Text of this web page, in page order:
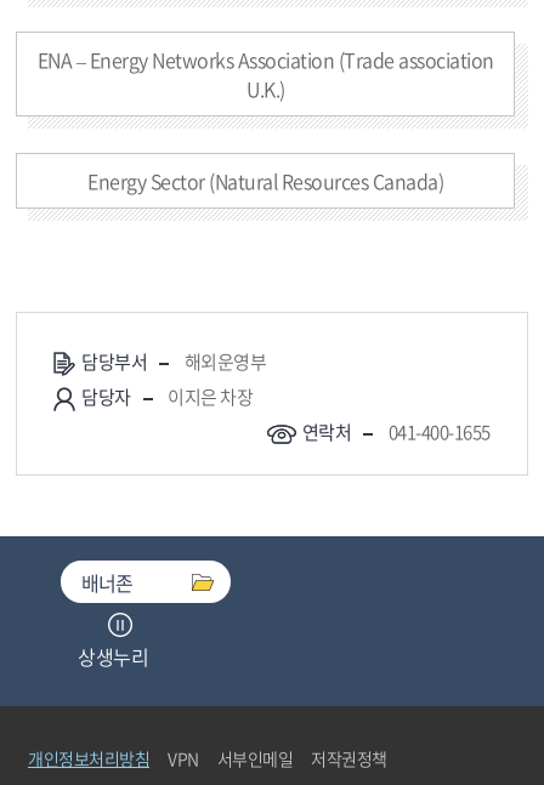
ENA – Energy Networks Association (Trade association
U.K.)
Energy Sector (Natural Resources Canada)
담당부서
해외운영부
담당자
이지은 차장
연락처
041-400-1655
배너존
상생누리
중소기업기술마켓
개인정보처리방침 VPN 서부인메일 저작권정책